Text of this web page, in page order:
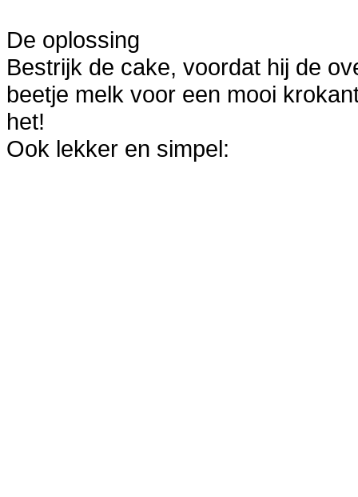
De oplossing
Bestrijk de cake, voordat hij de
beetje melk voor een mooi
het!
Ook lekker en simpel: